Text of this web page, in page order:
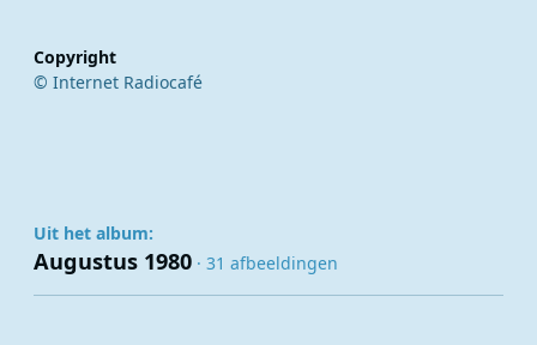
Copyright
© Internet Radiocafé
Uit het album:
Augustus 1980 · 31 afbeeldingen